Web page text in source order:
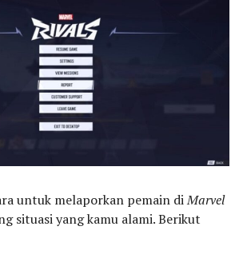
untuk melaporkan pemain diMarvel
situasi yang kamu alami. Berikut